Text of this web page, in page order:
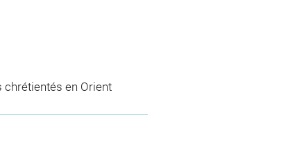
chrétientés en Orient